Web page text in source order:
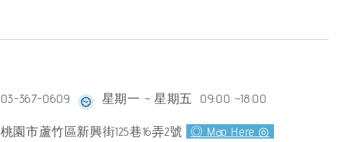
03-367-0609 星期一 ~ 星期五 09:00 ~18:00
桃園市蘆竹區新興街125巷16弄2號 ◎ Map Here ◎